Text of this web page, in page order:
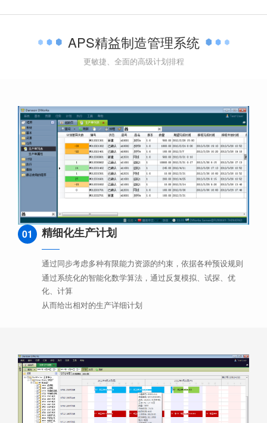
APS精益制造管理系统
更敏捷、全面的高级计划排程
01 精细化生产计划
通过同步考虑多种有限能力资源的约束，依据各种预设规则
通过系统化的智能化数学算法，通过反复模拟、试探、优
化、计算
从而给出相对的生产详细计划